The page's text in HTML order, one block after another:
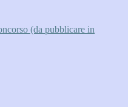
(da pubblicare in